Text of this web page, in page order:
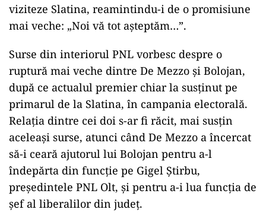
viziteze Slatina, reamintindu-i de o promisiune
mai veche: „Noi vă tot așteptăm…”.
Surse din interiorul PNL vorbesc despre o
ruptură mai veche dintre De Mezzo şi Bolojan,
după ce actualul premier chiar la susţinut pe
primarul de la Slatina, în campania electorală.
Relaţia dintre cei doi s-ar fi răcit, mai susţin
aceleaşi surse, atunci când De Mezzo a încercat
să-i ceară ajutorul lui Bolojan pentru a-l
îndepărta din funcţie pe Gigel Ştirbu,
preşedintele PNL Olt, şi pentru a-i lua funcţia de
şef al liberalilor din judeţ.